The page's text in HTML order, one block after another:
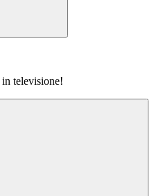
televisione!